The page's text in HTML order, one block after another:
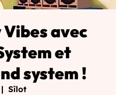
avec
et
system !
Sîlot